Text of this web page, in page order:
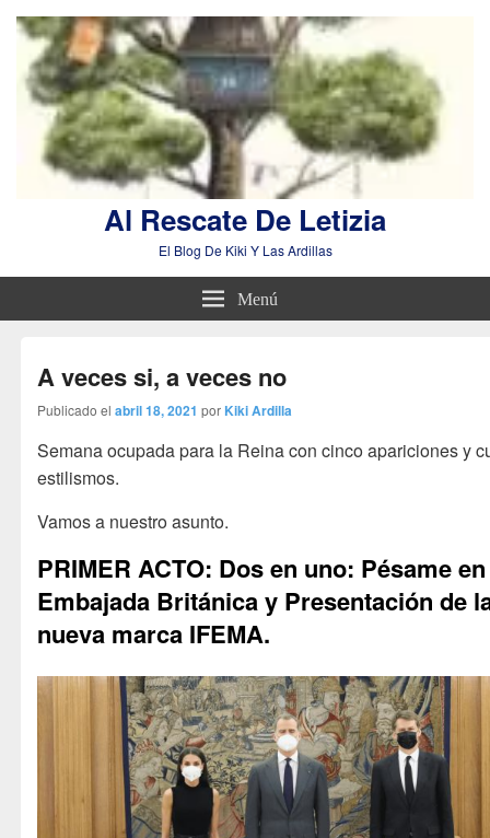
Al Rescate De Letizia
El Blog De Kiki Y Las Ardillas
Menú
A veces si, a veces no
Publicado el abril 18, 2021 por Kiki Ardilla
Semana ocupada para la Reina con cinco apariciones y
estilismos.
Vamos a nuestro asunto.
PRIMER ACTO: Dos en uno: Pésame
Embajada Británica y Presentación de
nueva marca IFEMA.